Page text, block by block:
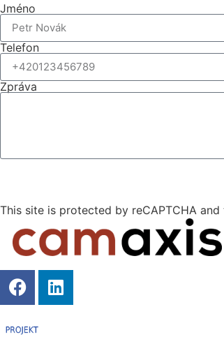
Jméno
Telefon
Zpráva
This site is protected by reCAPTCHA and